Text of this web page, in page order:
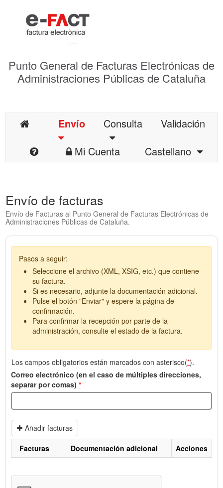
Punto General de Facturas Electrónicas de
Administraciones Públicas de Cataluña
Envío Consulta
Validación
Mi Cuenta
Castellano
Envío de facturas
Envío de Facturas al Punto General de Facturas Electrónicas de
Administraciones Públicas de Cataluña.
Pasos a seguir:
Seleccione el archivo (XML, XSIG, etc.) que contiene
su factura.
Si es necesario, adjunte la documentación adicional.
Pulse el botón "Enviar" y espere la página de
confirmación.
Para confirmar la recepción por parte de la
administración, consulte el estado de la factura.
Los campos obligatorios están marcados con asterisco(*).
Correo electrónico (en el caso de múltiples direcciones,
separar por comas) *
Añadir facturas
Facturas Documentación adicional Acciones